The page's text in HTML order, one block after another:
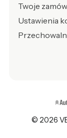
Twoje
Ustawienia
© 2026